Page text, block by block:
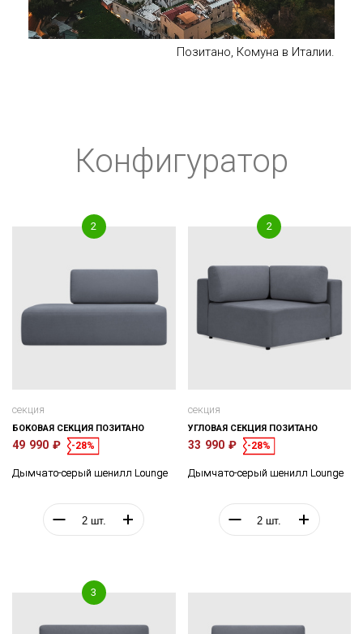
Позитано, Комуна в Италии.
Конфигуратор
секция
БОКОВАЯ СЕКЦИЯ ПОЗИТАНО
49 990 ₽ -28%
Дымчато-серый шенилл Lounge
секция
УГЛОВАЯ СЕКЦИЯ ПОЗИТАНО
33 990 ₽ -28%
Дымчато-серый шенилл Lounge